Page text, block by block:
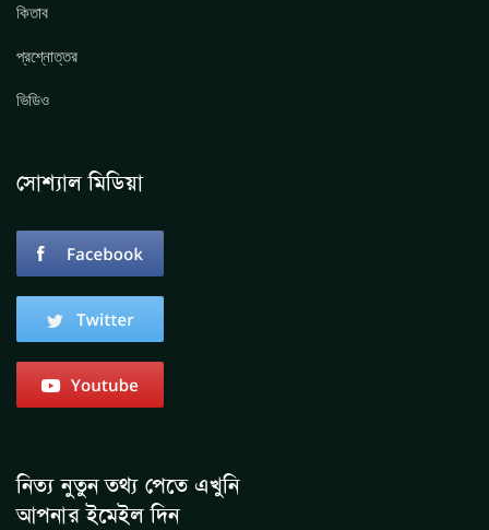
কিতাব
প্রশ্নোত্তর
ভিডিও
সোশ্যাল মিডিয়া
নিত্য নুতুন তথ্য পেতে এখুনি
আপনার ইমেইল দিন